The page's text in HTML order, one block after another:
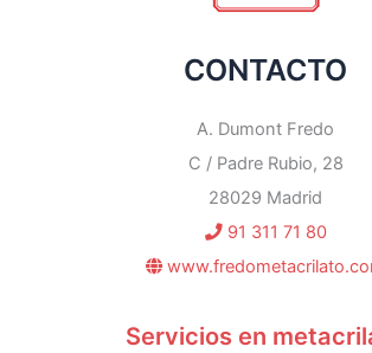
CONTACTO
A. Dumont Fredo
C / Padre Rubio, 28
28029 Madrid
91 311 71 80
Servicios en